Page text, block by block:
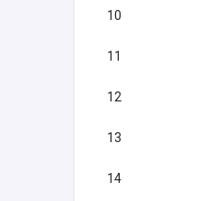
10
11
12
13
14